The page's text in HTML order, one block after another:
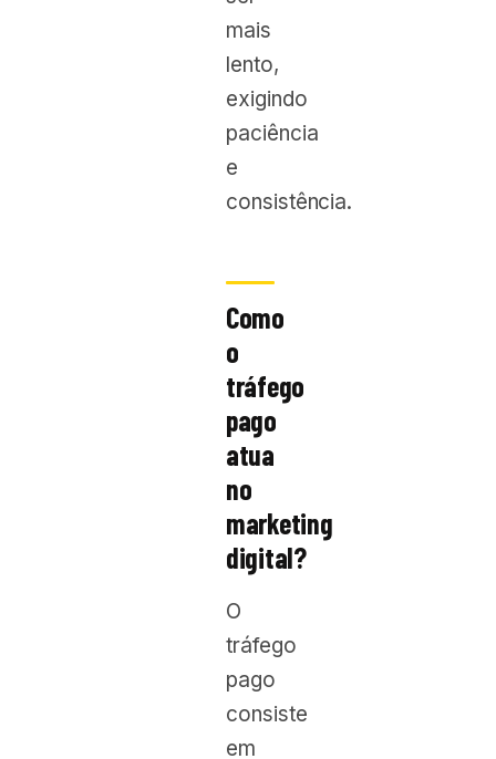
mais
lento,
exigindo
paciência
e
consistência.
Como
o
tráfego
pago
atua
no
marketing
digital?
O
tráfego
pago
consiste
em